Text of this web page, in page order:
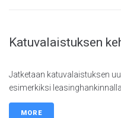
Katuvalaistuksen
Jatketaan katuvalaistuksen
esimerkiksi leasinghankinnalla.
MORE